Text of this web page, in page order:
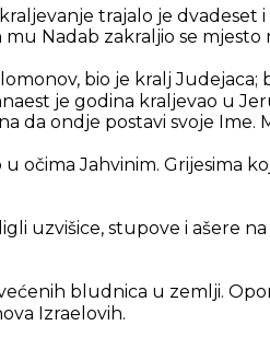
trajalo je dvadeset
mu Nadab zakraljio se mjesto
bio je kralj
je godina kraljevao u
da ondje postavi svoje Ime.
očima Jahvinim. Grijesima
uzvišice, stupove i ašere
bludnica u zemlji.
Izraelovih.